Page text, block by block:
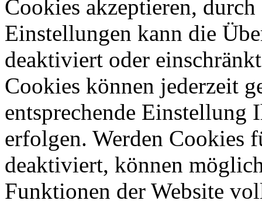
Cookies akzeptieren,
Einstellungen kann die
deaktiviert oder
Cookies können jederzeit
entsprechende Einstellung
erfolgen. Werden Cookies
deaktiviert, können
Funktionen der Website